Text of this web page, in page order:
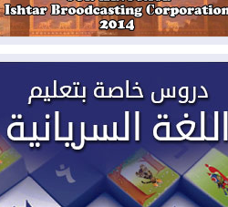
2026-08-03رئيس إقليم كوردستان في
2026-08-03العراق يؤكد مجدداً التزامه
بمنع الهجمات على الدول المجاورة
2026-08-03العجز والاقتراض يطوقان
المالية العراقية.. اقتراض يتجاوز 3 تريليونات
دينار!